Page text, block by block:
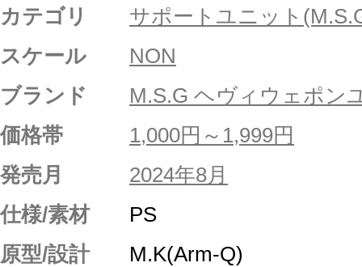
カテゴリ
サポートユニット
スケール
NON
ブランド
M.S.G ヘヴィウェポン
価格帯
1,000円～1,999円
発売月
2024年8月
仕様/素材
PS
原型/設計
M.K(Arm-Q)